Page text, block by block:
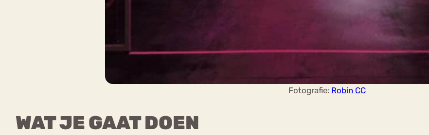
Fotografie: Robin CC
WAT JE GAAT DOEN